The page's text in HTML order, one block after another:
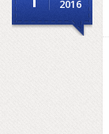
2016